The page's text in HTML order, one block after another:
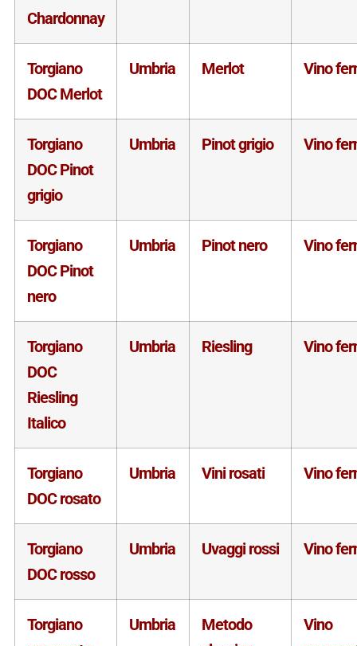
Chardonnay
Torgiano
DOC Merlot
Umbria Merlot Vino
Torgiano
DOC Pinot
grigio
Umbria Pinot grigio Vino
Torgiano
DOC Pinot
nero
Umbria Pinot nero Vino
Torgiano
DOC
Riesling
Italico
Umbria Riesling Vino
Torgiano
DOC rosato
Umbria Vini rosati Vino
Torgiano
DOC rosso
Umbria Uvaggi rossi Vino
Torgiano
Umbria
Metodo
Vino